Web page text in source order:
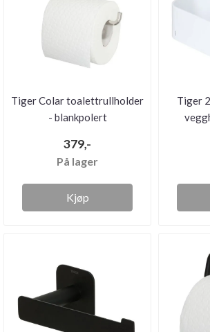
Tiger Colar toalettrullholder
- blankpolert
379,-
På lager
Kjøp
Tiger